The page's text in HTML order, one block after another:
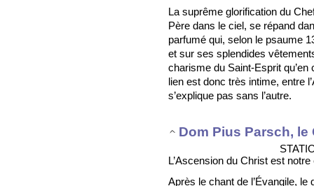
La suprême glorification du
Père dans le ciel, se répand
parfumé qui, selon le psaume
et sur ses splendides
charisme du Saint-Esprit qu’en
lien est donc très intime, entre
s’explique pas sans l’autre.
Dom Pius Parsch, le
L’Ascension du Christ est notre
Après le chant de l’Évangile,